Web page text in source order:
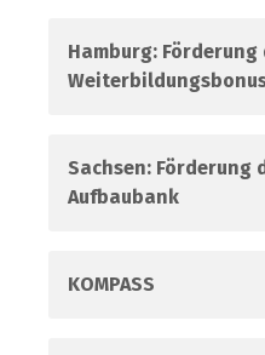
Hamburg: Förderung
Sachsen: Förderung
Aufbaubank
KOMPASS